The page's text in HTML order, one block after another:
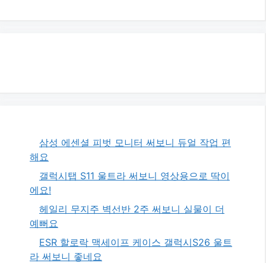
삼성 에센셜 피벗 모니터 써보니 듀얼 작업 편
해요
갤럭시탭 S11 울트라 써보니 영상용으로 딱이
에요!
헤일리 무지주 벽선반 2주 써보니 실물이 더
예뻐요
ESR 할로락 맥세이프 케이스 갤럭시S26 울트
라 써보니 좋네요